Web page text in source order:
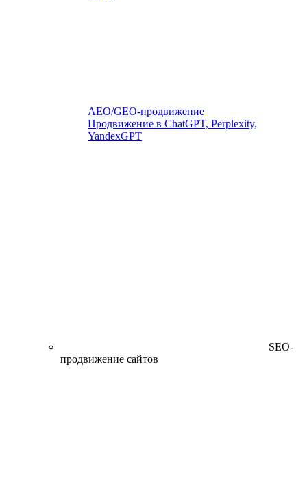
AEO/GEO-продвижение
Продвижение в ChatGPT, Perplexity,
YandexGPT
SEO-
продвижение сайтов